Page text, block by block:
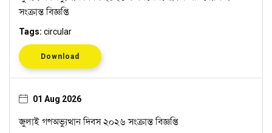
সংক্রান্ত বিজ্ঞপ্তি
Tags: circular
Download
01 Aug 2026
জুলাই গণঅভ্যুত্থান দিবস ২০২৬ সংক্রান্ত বিজ্ঞপ্তি